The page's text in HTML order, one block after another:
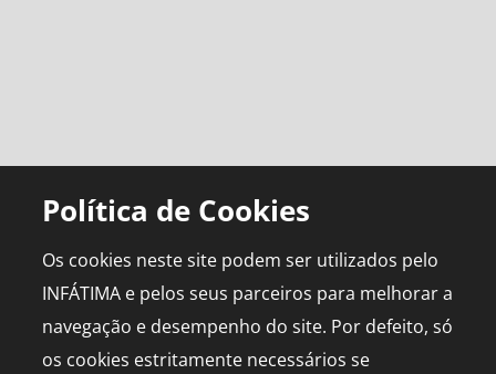
Política de Cookies
Os cookies neste site podem ser utilizados pelo
INFÁTIMA e pelos seus parceiros para melhorar a
navegação e desempenho do site. Por defeito, só
os cookies estritamente necessários se